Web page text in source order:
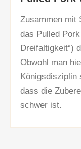
Zusammen mit
das Pulled
Dreifaltigkeit“)
Obwohl man
Königsdisziplin
dass die
schwer ist.